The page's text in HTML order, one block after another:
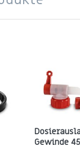
Gewinde